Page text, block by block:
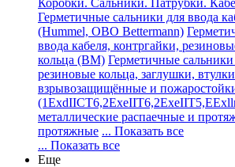
Коробки. Сальники. Патрубки.
Герметичные сальники для ввода
(Hummel, OBO Bettermann)
ввода кабеля, контргайки,
кольца (BM) Герметичные сальники
резиновые кольца, заглушки, втулки
взрывозащищённые и
металлические распаечные и
протяжные ... Показать все
... Показать все
Еще